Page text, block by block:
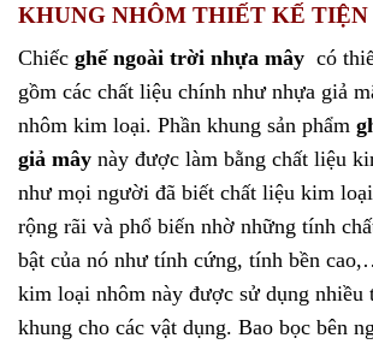
KHUNG NHÔM THIẾT KẾ
Chiếc ghế ngoài trời nhựa mây có
gồm các chất liệu chính như nhựa giả
nhôm kim loại. Phần khung sản phẩm
giả mây này được làm bằng chất liệu
như mọi người đã biết chất liệu kim
rộng rãi và phổ biến nhờ những tính
bật của nó như tính cứng, tính bền
kim loại nhôm này được sử dụng nhiều
khung cho các vật dụng. Bao bọc bên